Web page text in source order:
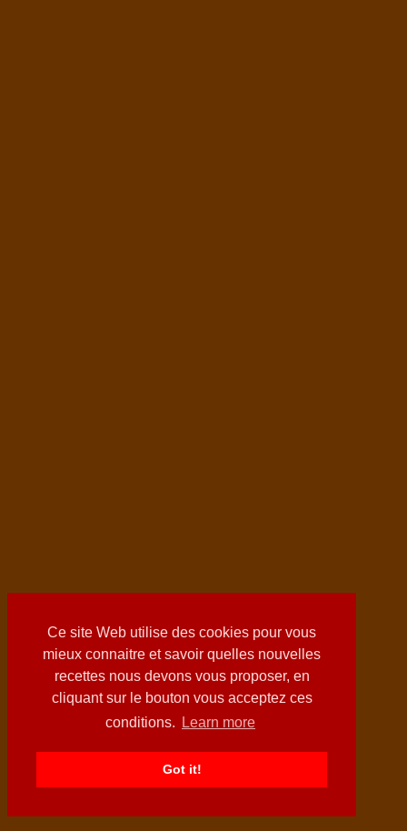
Ce site Web utilise des cookies pour vous
mieux connaitre et savoir quelles nouvelles
recettes nous devons vous proposer, en
cliquant sur le bouton vous acceptez ces
conditions.
Learn more
Got it!